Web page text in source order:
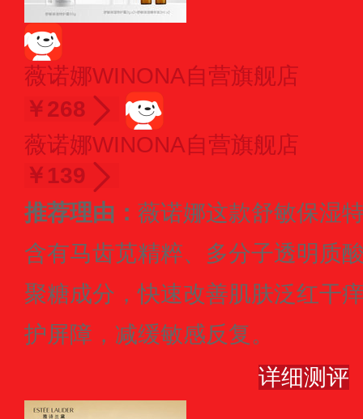
薇诺娜WINONA自营旗舰店
￥268
薇诺娜WINONA自营旗舰店
￥139
推荐理由： 薇诺娜这款舒敏保湿
含有马齿苋精粹、多分子透明质
聚糖成分，快速改善肌肤泛红干
护屏障，减缓敏感反复。
详细测评